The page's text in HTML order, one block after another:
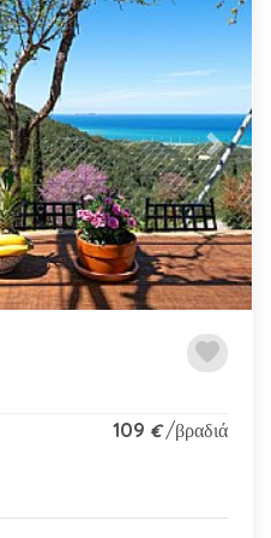
Next
favorite
109 €/βραδιά